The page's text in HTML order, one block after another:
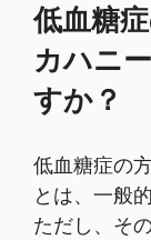
低血糖
カハニ
すか？
低血糖症の
とは、一般
ただし、そ